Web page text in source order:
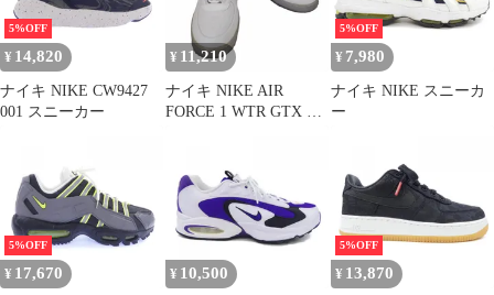
5%OFF
¥ 14,820
ナイキ NIKE CW9427
001 スニーカー
¥ 11,210
ナイキ NIKE AIR
FORCE 1 WTR GTX ウ
JPN：27
5%OFF
¥ 7,980
ナイキ NIKE スニーカ
ー
5%OFF
¥ 17,670 ¥ 10,500
5%OFF
¥ 13,870